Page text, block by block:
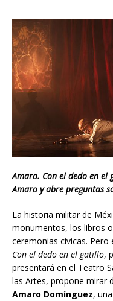
Amaro. Con el dedo en
Amaro y abre preguntas
La historia militar de
monumentos, los libros
ceremonias cívicas.
Con el dedo en el gatillo,
presentará en el Teatro
las Artes, propone mirar
Amaro Domínguez,